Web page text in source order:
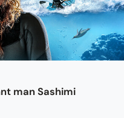
man Sashimi